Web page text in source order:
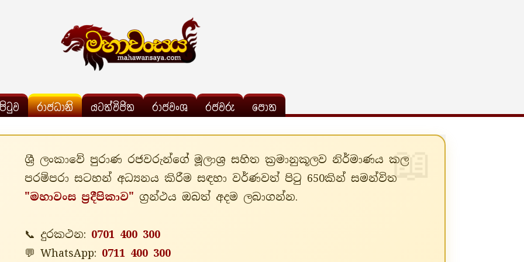
රාජධානි යටත්විජිත රාජවංශ රජවරු පොත
ශ්‍රී ලංකාවේ පුරාණ රජවරුන්ගේ මූලාශ්‍ර සහිත ක්‍රමානුකූලව නිර්මාණය කල
පරම්පරා සටහන් අධ්‍යනය කිරීම සඳහා වර්ණවත් පිටු 650කින් සමන්විත
"මහාවංස ප්‍රදීපිකාව" ග්‍රන්ථය ඔබත් අදම ලබාගන්න.
📞 දුරකථන: 0701 400 300
💬 WhatsApp: 0711 400 300